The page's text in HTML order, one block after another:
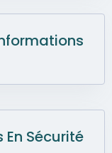
En Sécurité